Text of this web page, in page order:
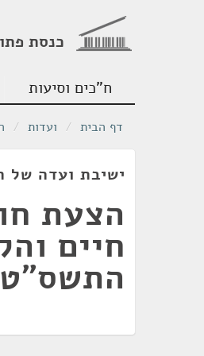
כנסת
ח"כים וסיעות
דף הבית / ועדות /
ישיבת ועדה של הכנסת ה-18
הצעת
חיים
התשס"ט-